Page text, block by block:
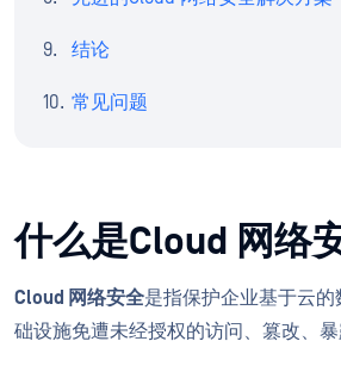
结论
常见问题
什么是Cloud 网络
Cloud 网络安全是指保护企业基于云
础设施免遭未经授权的访问、篡改、暴